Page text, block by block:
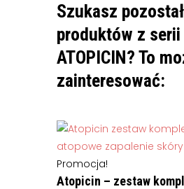
Szukasz
produktów z serii
ATOPICIN? To
zainteresować:
Promocja!
Atopicin – zestaw